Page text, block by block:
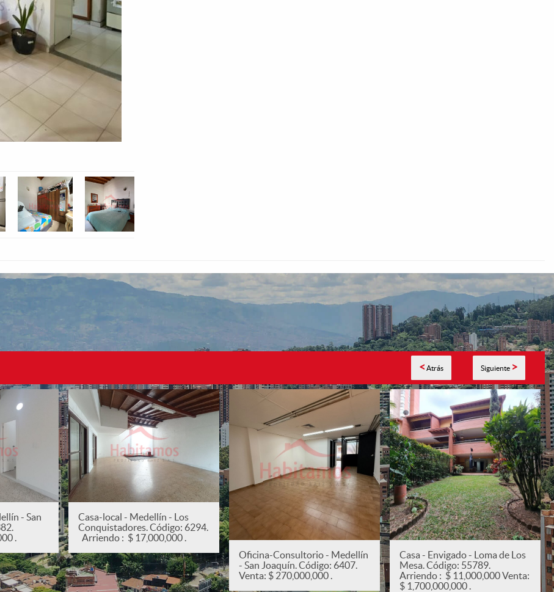
< Atrás Siguiente >
- San
.
Casa-local - Medellín - Los
Conquistadores. Código: 6294.
Arriendo : $ 17,000,000 .
Oficina-Consultorio - Medellín
- San Joaquín. Código: 6407.
Venta: $ 270,000,000 .
Casa - Envigado - Loma de Los
Mesa. Código: 55789.
Arriendo : $ 11,000,000 Venta:
$ 1,700,000,000 .